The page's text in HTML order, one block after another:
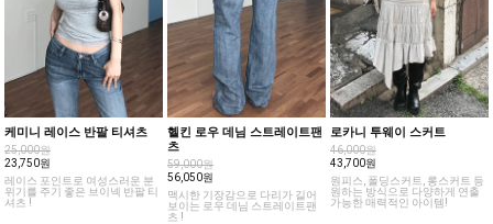
케미니 레이스 반팔 티셔츠
25,000원
23,750원
레이스 포인트로 여성스러운 분
위기를 주기 좋은 브이넥 반팔 티
셔츠 !
헬킨 로우 데님 스트레이트팬
츠
59,000원
56,050원
맥시한 기장감으로 다리가 길어
보이는 로우 데님 스트레이트팬
츠 !
로카니 투웨이 스커트
46,000원
43,700원
원피스, 폴딩스커트, 롱스커트 등
원하는 방식으로 다양하게 연출
가능한 매력적인 아이템!